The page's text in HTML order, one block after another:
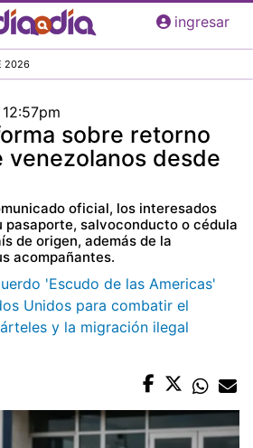
Pasar
al
principal
ingresar
2026
sobre retorno
venezolanos desde
oficial, los interesados
pasaporte, salvoconducto o cédula
de origen, además de la
acompañantes.
'Escudo de las Americas'
Unidos para combatir el
y la migración ilegal